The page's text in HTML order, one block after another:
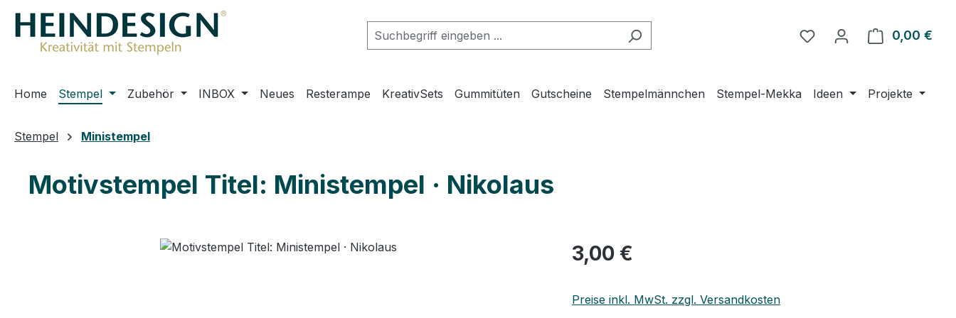
Hauptinhalt springen
Zur Suche springen
Zur Hauptnavigation springen
Du hast 0 Produkte auf
0,00 €
Home Stempel Zubehör INBOX Neues Resterampe KreativSets Gummitüten Gutscheine Stempelmännchen Stempel-Mekka Ideen Projekte
Stempel Ministempel
Motivstempel Titel: Ministempel · Nikolaus
Regulärer Preis:
3,00 €
Preise inkl. MwSt. zzgl. Versandkosten